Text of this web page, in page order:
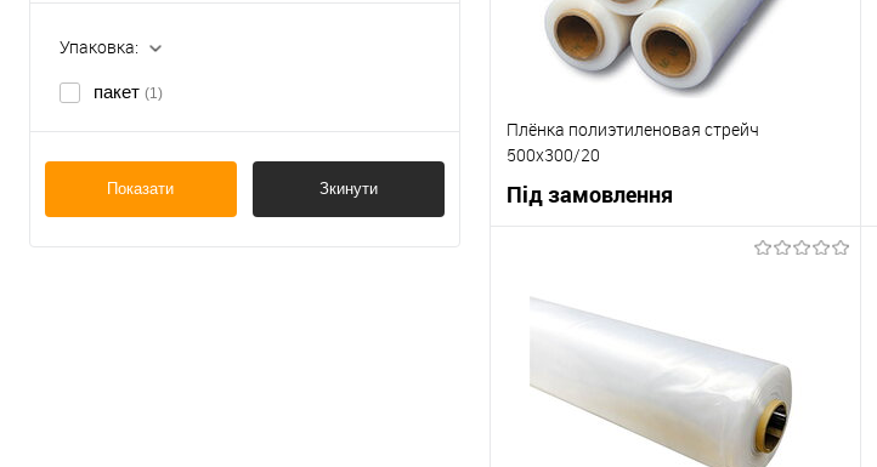
Упаковка:
пакет (1)
Показати Зкинути
Плёнка полиэтиленовая стрейч
500х300/20
Під замовлення
Купити в 1 клік
Під замовлення